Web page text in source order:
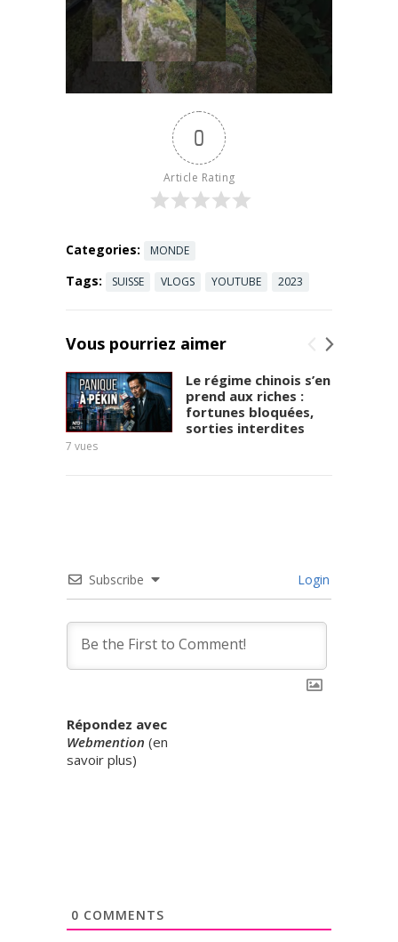
Opposition
Transpartisa
ne en France
02:47 ...
more
0
Article Rating
Categories: MONDE
Tags: SUISSE VLOGS YOUTUBE 2023
Vous pourriez aimer
Le régime chinois s’en
prend aux riches :
fortunes bloquées,
sorties interdites
7 vues
Subscribe Login
Répondez avec
Webmention (en
savoir plus)
0 COMMENTS